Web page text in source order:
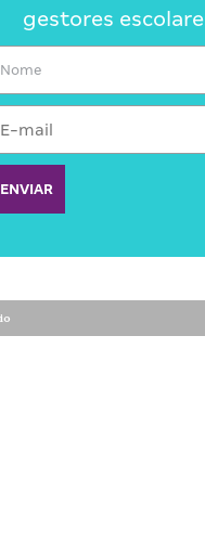
gestores
ENVIAR